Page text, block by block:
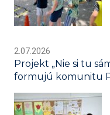
2.07.2026
Projekt „Nie si tu
formujú komunitu